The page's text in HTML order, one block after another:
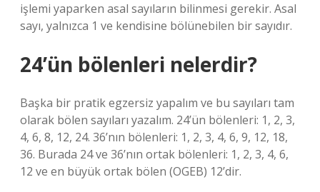
işlemi yaparken asal sayıların bilinmesi gerekir. Asal
sayı, yalnızca 1 ve kendisine bölünebilen bir sayıdır.
24’ün bölenleri nelerdir?
Başka bir pratik egzersiz yapalım ve bu sayıları tam
olarak bölen sayıları yazalım. 24’ün bölenleri: 1, 2, 3,
4, 6, 8, 12, 24. 36’nın bölenleri: 1, 2, 3, 4, 6, 9, 12, 18,
36. Burada 24 ve 36’nın ortak bölenleri: 1, 2, 3, 4, 6,
12 ve en büyük ortak bölen (OGEB) 12’dir.